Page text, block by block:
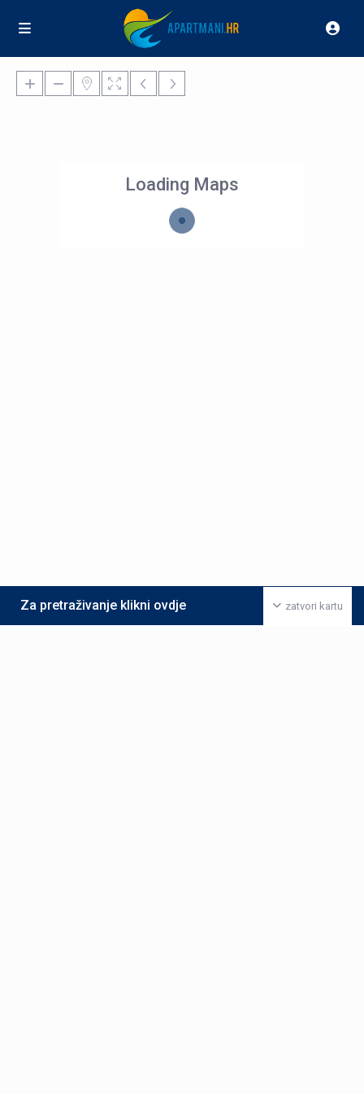
Loading Maps
zatvori kartu
Za pretraživanje klikni ovdje